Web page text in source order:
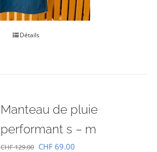
Détails
Manteau de pluie
performant s – m
CHF129.00 Le
CHF 69.00